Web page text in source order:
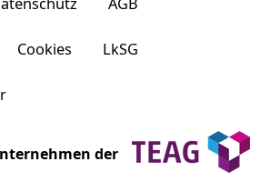
Cookies LkSG
der